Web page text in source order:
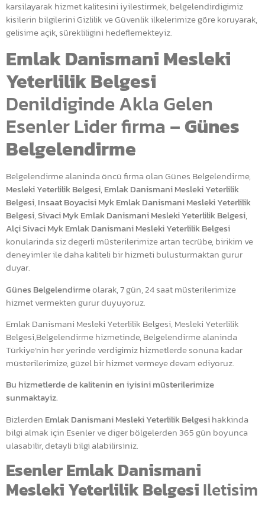
karsilayarak hizmet kalitesini iyilestirmek, belgelendirdigimiz
kisilerin bilgilerini Gizlilik ve Güvenlik ilkelerimize göre koruyarak,
gelisime açik, sürekliligini hedeflemekteyiz.
Emlak Danismani Mesleki
Yeterlilik Belgesi
Denildiginde Akla Gelen
Esenler Lider firma –Günes
Belgelendirme
Belgelendirme alaninda öncü firma olan Günes Belgelendirme,
Mesleki Yeterlilik Belgesi, Emlak Danismani Mesleki Yeterlilik
Belgesi, Insaat Boyacisi Myk Emlak Danismani Mesleki Yeterlilik
Belgesi,Sivaci Myk Emlak Danismani Mesleki Yeterlilik Belgesi,
Alçi Sivaci Myk Emlak Danismani Mesleki Yeterlilik Belgesi
konularinda siz degerli müsterilerimize artan tecrübe, birikim ve
deneyimler ile daha kaliteli bir hizmeti bulusturmaktan gurur
duyar.
Günes Belgelendirmeolarak, 7 gün, 24 saat müsterilerimize
hizmet vermekten gurur duyuyoruz.
Emlak Danismani Mesleki Yeterlilik Belgesi, Mesleki Yeterlilik
Belgesi,Belgelendirme hizmetinde, Belgelendirme alaninda
Türkiye’nin her yerinde verdigimiz hizmetlerde sonuna kadar
müsterilerimize, güzel bir hizmet vermeye devam ediyoruz.
Bu hizmetlerde de kalitenin en iyisini müsterilerimize
sunmaktayiz.
Bizlerden Emlak Danismani Mesleki Yeterlilik Belgesihakkinda
bilgi almak için Esenler ve diger bölgelerden 365 gün boyunca
ulasabilir, detayli bilgi alabilirsiniz.
Esenler Emlak Danismani
Mesleki Yeterlilik BelgesiIletisim